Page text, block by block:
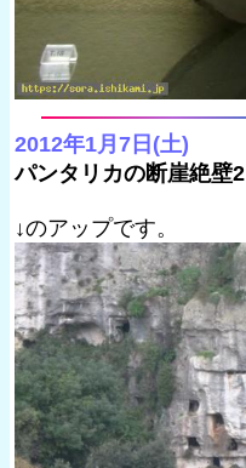
2012年1月7日(土)
パンタリカの断崖絶壁2
↓のアップです。